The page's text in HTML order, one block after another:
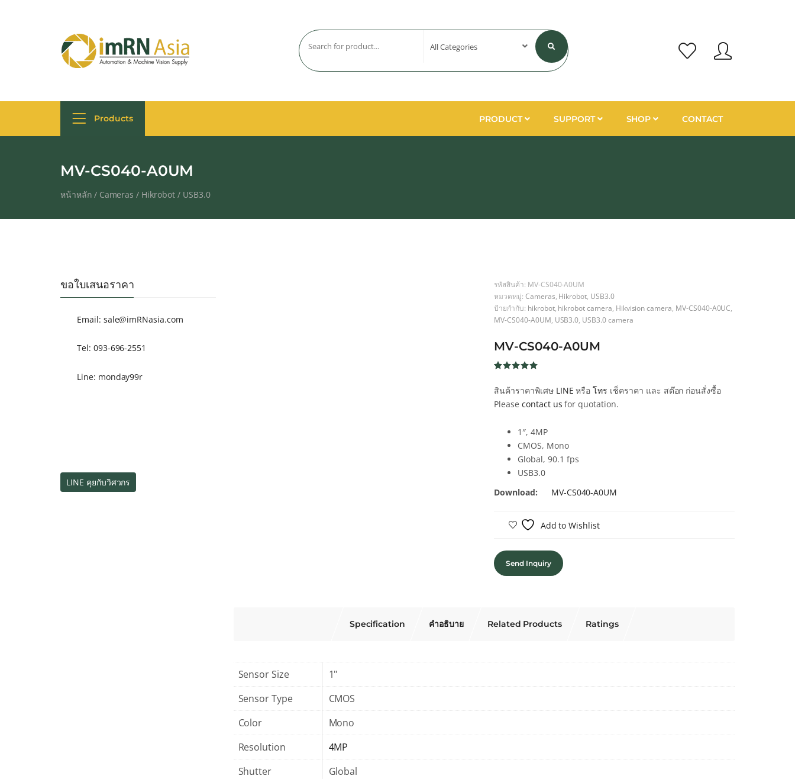
Products PRODUCT SUPPORT SHOP CONTACT
MV-CS040-A0UM
หน้าหลัก/ Cameras / Hikrobot/ USB3.0
ขอใบเสนอราคา
Email: sale@imRNasia.com
Tel: 093-696-2551
Line: monday99r
LINE คุยกับวิศวกร
รหัสสินค้า: MV-CS040-A0UM
หมวดหมู่: Cameras Hikrobot USB3.0
ป้ายกำกับ: hikrobot, hikrobot camera Hikvision camera MV-CS040-A0UC
MV-CS040-A0UM USB3.0 USB3.0 camera
MV-CS040-A0UM
5.00
5 คะแนน
เต็มบน
ของลูกค้า
สินค้าราคาพิเศษ LINE หรือโทร เช็คราคา และ สต๊อก ก่อนสั่งซื้อ
Please contact us for quotation.
1″, 4MP
CMOS, Mono
Global, 90.1 fps
USB3.0
Download:
MV-CS040-A0UM
Add to Wishlist
Send Inquiry
Specification คำอธิบาย Related Products Ratings
Sensor Size
1"
Sensor Type
CMOS
Color
Mono
Resolution
4MP
Shutter
Global